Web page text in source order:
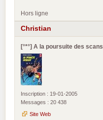
Hors ligne
Christian
[°*°] A la poursuite des scans
Inscription : 19-01-2005
Messages : 20 438
Site Web